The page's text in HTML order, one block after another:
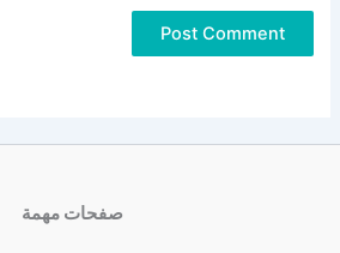
صفحات مهمة